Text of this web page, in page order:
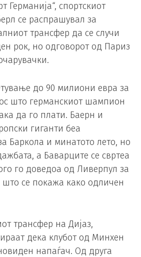
Германија“, спортскиот
се распрашувал за
трансфер да се случи
рок, но одговорот од Париз
до 90 милиони евра за
што германскиот шампион
да го плати. Баерн и
гиганти беа
Баркола и минатото лето, но
а Баварците се свртеа
го доведоа од Ливерпул за
се покажа како одличен
трансфер на Дијаз,
дека клубот од Минхен
напаѓач. Од друга